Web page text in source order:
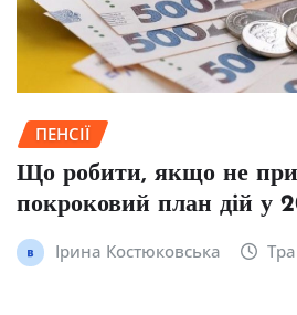
ПЕНСІЇ
Що робити, якщо не
покроковий план дій у
Ірина Костюковська